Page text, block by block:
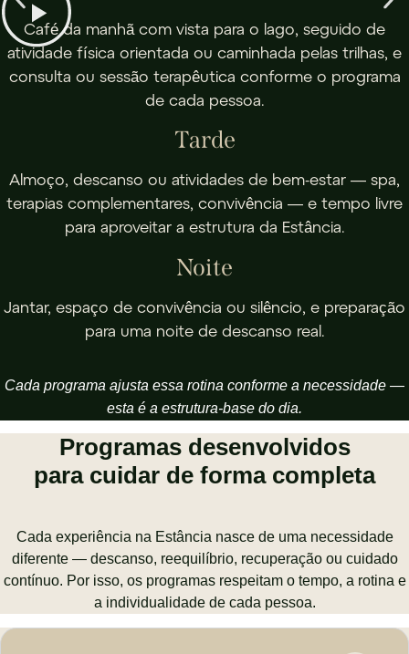
Café da manhã com vista para o lago, seguido de
atividade física orientada ou caminhada pelas trilhas, e
consulta ou sessão terapêutica conforme o programa
de cada pessoa.
Tarde
Almoço, descanso ou atividades de bem-estar — spa,
terapias complementares, convivência — e tempo livre
para aproveitar a estrutura da Estância.
Noite
Jantar, espaço de convivência ou silêncio, e preparação
para uma noite de descanso real.
Cada programa ajusta essa rotina conforme a necessidade —
esta é a estrutura-base do dia.
Programas desenvolvidos
para cuidar de forma completa
Cada experiência na Estância nasce de uma necessidade
diferente — descanso, reequilíbrio, recuperação ou cuidado
contínuo. Por isso, os programas respeitam o tempo, a rotina e
a individualidade de cada pessoa.